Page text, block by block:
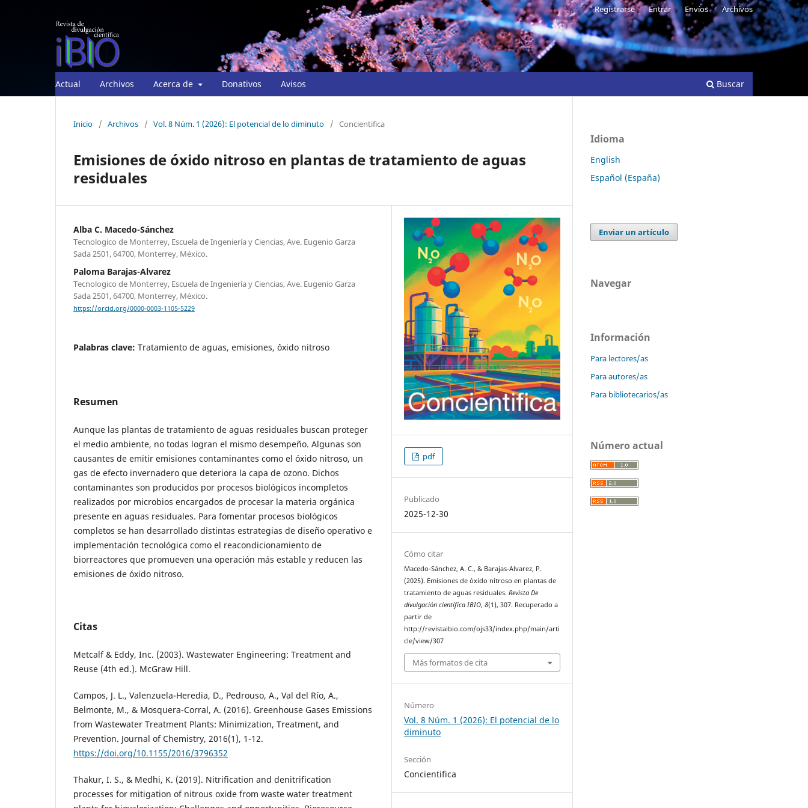
Actual Archivos Acerca de Donativos Avisos Buscar
Registrarse Entrar Envíos Archivos
Inicio / Archivos / Vol. 8 Núm. 1 (2026): El potencial de lo diminuto / Concientifica
Emisiones de óxido nitroso en plantas de tratamiento de aguas
residuales
Alba C. Macedo-Sánchez
Tecnologico de Monterrey, Escuela de Ingeniería y Ciencias, Ave. Eugenio Garza
Sada 2501, 64700, Monterrey, México.
Paloma Barajas-Alvarez
Tecnologico de Monterrey, Escuela de Ingeniería y Ciencias, Ave. Eugenio Garza
Sada 2501, 64700, Monterrey, México.
https://orcid.org/0000-0003-1105-5229
Palabras clave: Tratamiento de aguas, emisiones, ´óxido nitroso
Resumen
Aunque las plantas de tratamiento de aguas residuales buscan proteger
el medio ambiente, no todas logran el mismo desempeño. Algunas son
causantes de emitir emisiones contaminantes como el óxido nitroso, un
gas de efecto invernadero que deteriora la capa de ozono. Dichos
contaminantes son producidos por procesos biológicos incompletos
realizados por microbios encargados de procesar la materia orgánica
presente en aguas residuales. Para fomentar procesos biológicos
completos se han desarrollado distintas estrategias de diseño operativo e
implementación tecnológica como el reacondicionamiento de
biorreactores que promueven una operación más estable y reducen las
emisiones de óxido nitroso.
Citas
Metcalf & Eddy, Inc. (2003). Wastewater Engineering: Treatment and
Reuse (4th ed.). McGraw Hill.
Campos, J. L., Valenzuela-Heredia, D., Pedrouso, A., Val del Río, A.,
Belmonte, M., & Mosquera-Corral, A. (2016). Greenhouse Gases Emissions
from Wastewater Treatment Plants: Minimization, Treatment, and
Prevention. Journal of Chemistry, 2016(1), 1-12.
https://doi.org/10.1155/2016/3796352
Thakur, I. S., & Medhi, K. (2019). Nitrification and denitrification
processes for mitigation of nitrous oxide from waste water treatment
pdf
Publicado
2025-12-30
Cómo citar
Macedo-Sánchez, A. C., & Barajas-Alvarez, P.
(2025). Emisiones de óxido nitroso en plantas de
tratamiento de aguas residuales.Revista De
divulgación científica IBIO,8(1), 307. Recuperado a
partir de
http://revistaibio.com/ojs33/index.php/main/arti
cle/view/307
Más formatos de cita
Número
Vol. 8 Núm. 1 (2026): El potencial de lo
diminuto
Sección
Concientifica
Idioma
English
Español (España)
Enviar un artículo
Navegar
Información
Para lectores/as
Para autores/as
Para bibliotecarios/as
Número actual